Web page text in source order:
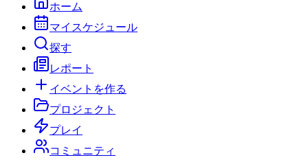
ホーム
マイスケジュール
探す
レポート
イベントを作る
プロジェクト
プレイ
コミュニティ